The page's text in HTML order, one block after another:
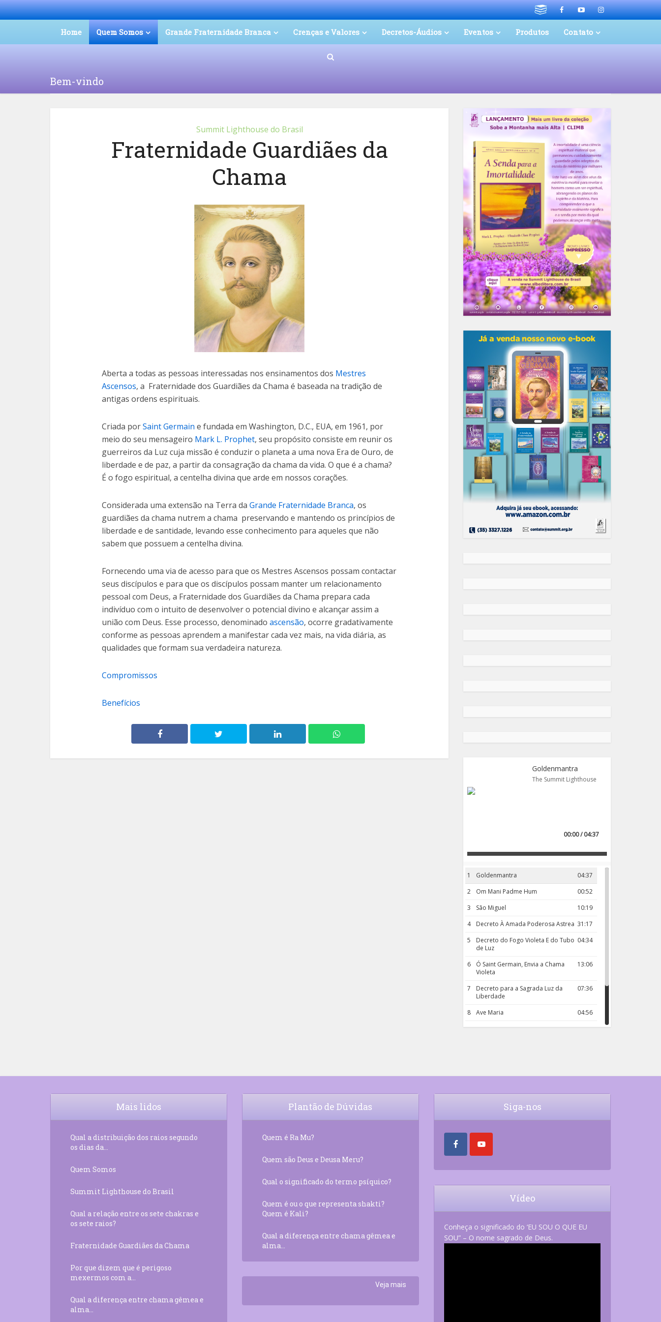
Home Quem Somos Grande Fraternidade Branca Crenças e Valores Decretos-Áudios Eventos Produtos Contato
Bem-vindo
Summit Lighthouse do Brasil
Fraternidade Guardiães da
Chama
Aberta a todas as pessoas interessadas nos ensinamentos dos Mestres
Ascensos, a Fraternidade dos Guardiães da Chama é baseada na tradição de
antigas ordens espirituais.
Criada porSaint Germain e fundada em Washington, D.C., EUA, em 1961, por
meio do seu mensageiro Mark L. Prophet, seu propósito consiste em reunir os
guerreiros da Luz cuja missão é conduzir o planeta a uma nova Era de Ouro, de
liberdade e de paz, a partir da consagração da chama da vida. O que é a chama?
É o fogo espiritual, a centelha divina que arde em nossos corações.
Considerada uma extensão na Terra da Grande Fraternidade Branca, os
guardiães da chama nutrem a chama preservando e mantendo os princípios de
liberdade e de santidade, levando esse conhecimento para aqueles que não
sabem que possuem a centelha divina.
Fornecendo uma via de acesso para que os Mestres Ascensos possam contactar
seus discípulos e para que os discípulos possam manter um relacionamento
pessoal com Deus, a Fraternidade dos Guardiães da Chama prepara cada
indivíduo com o intuito de desenvolver o potencial divino e alcançar assim a
união com Deus. Esse processo, denominado ascensão, ocorre gradativamente
conforme as pessoas aprendem a manifestar cada vez mais, na vida diária, as
qualidades que formam sua verdadeira natureza.
Compromissos
Benefícios
Goldenmantra
The Summit Lighthouse
00:00 / 04:37
1 04:37
Goldenmantra
2
00:52
Om Mani Padme Hum
3
10:19
São Miguel
4
31:17
Decreto À Amada Poderosa Astrea
5
04:34
Decreto do Fogo Violeta E do Tubo
de Luz
6
13:06
Ó Saint Germain, Envia a Chama
Violeta
7
07:36
Decreto para a Sagrada Luz da
Liberdade
8
04:56
Ave Maria
9
18:00
Rosário da Criança
Mais lidos
Qual a distribuição dos raios segundo
os dias da...
Quem Somos
Summit Lighthouse do Brasil
Qual a relação entre os sete chakras e
os sete raios?
Fraternidade Guardiães da Chama
Por que dizem que é perigoso
mexermos com a...
Qual a diferença entre chama gêmea e
alma...
Plantão de Dúvidas
Quem é Ra Mu?
Quem são Deus e Deusa Meru?
Qual o significado do termo psíquico?
Quem é ou o que representa shakti?
Quem é Kali?
Qual a diferença entre chama gêmea e
alma...
Veja mais
Siga-nos
Vídeo
Conheça o significado do ‘EU SOU O QUE EU
SOU” – O nome sagrado de Deus.